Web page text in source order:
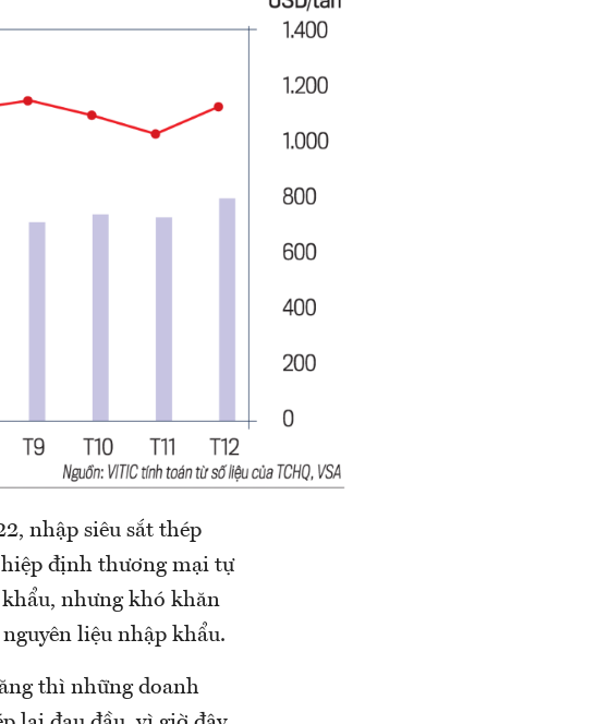
nhập siêu sắt thép
định thương mại tự
nhưng khó khăn
liệu nhập khẩu.
thì những doanh